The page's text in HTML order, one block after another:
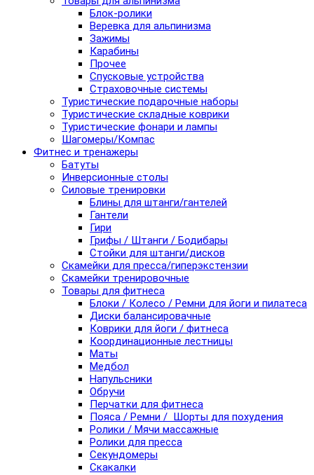
Блок-ролики
Веревка для альпинизма
Зажимы
Карабины
Прочее
Спусковые устройства
Страховочные системы
Туристические подарочные наборы
Туристические складные коврики
Туристические фонари и лампы
Шагомеры/Компас
Фитнес и тренажеры
Батуты
Инверсионные столы
Силовые тренировки
Блины для штанги/гантелей
Гантели
Гири
Грифы / Штанги / Бодибары
Стойки для штанги/дисков
Скамейки для пресса/гиперэкстензии
Скамейки тренировочные
Товары для фитнеса
Блоки / Колесо / Ремни для йоги и пилатеса
Диски балансировачные
Коврики для йоги / фитнеса
Координационные лестницы
Маты
Медбол
Напульсники
Обручи
Перчатки для фитнеса
Пояса / Ремни / Шорты для похудения
Ролики / Мячи массажные
Ролики для пресса
Секундомеры
Скакалки